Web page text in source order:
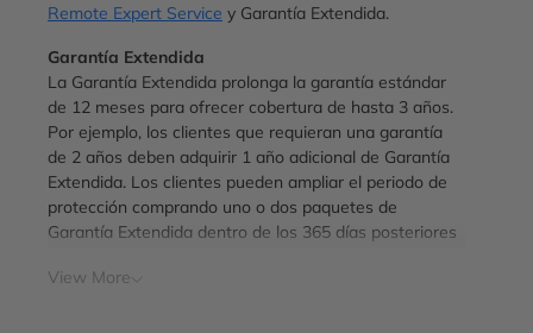
Remote Expert Service y Garantía Extendida.
Garantía Extendida
La Garantía Extendida prolonga la garantía estándar
de 12 meses para ofrecer cobertura de hasta 3 años.
Por ejemplo, los clientes que requieran una garantía
de 2 años deben adquirir 1 año adicional de Garantía
Extendida. Los clientes pueden ampliar el periodo de
protección comprando uno o dos paquetes de
Garantía Extendida dentro de los 365 días posteriores
protección no debe exceder los 3 años). Los clientes
View More